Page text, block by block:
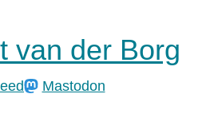
van der Borg
Mastodon